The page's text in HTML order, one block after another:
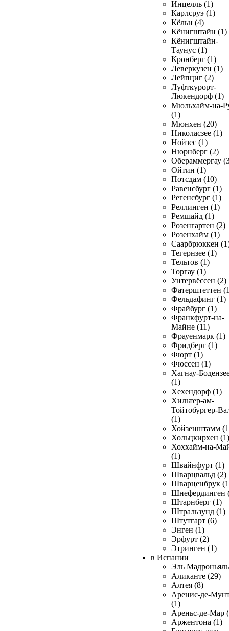
Инцелль (1)
Карлсруэ (1)
Кёльн (4)
Кёнигштайн (1)
Кёнигштайн-
Таунус (1)
Кронберг (1)
Леверкузен (1)
Лейпциг (2)
Луфткурорт-
Люкендорф (1)
Мюльхайм-на-
(1)
Мюнхен (20)
Николасзее (1)
Нойзес (1)
Нюрнберг (2)
Обераммергау
Ойтин (1)
Потсдам (10)
Равенсбург (1)
Регенсбург (1)
Реллинген (1)
Ремшайд (1)
Розенгартен (2)
Розенхайм (1)
Саарбрюккен
Тегернзее (1)
Тельтов (1)
Торгау (1)
Унтервёссен (2)
Фатерштеттен
Фельдафинг (1)
Фрайбург (1)
Франкфурт-на-
Майне (11)
Фрауенмарк (1)
Фридберг (1)
Фюрт (1)
Фюссен (1)
Хагнау-
(1)
Хехендорф (1)
Хильтер-ам-
Тойтобургер-
(1)
Хойзенштамм
Хольцкирхен (1)
Хоххайм-на-
(1)
Швайнфурт (1)
Шварцвальд (2)
Шварценбрук
Шнефердинген
Штарнберг (1)
Штральзунд (1)
Штутгарт (6)
Энген (1)
Эрфурт (2)
Этринген (1)
в Испании
Эль
Аликанте (29)
Алтея (8)
Аренис-де-
(1)
Ареньс-де-Мар
Аржентона (1)